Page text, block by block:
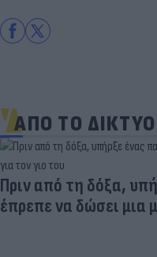
ΑΠΟ ΤΟ ΔΙΚΤΥΟ
Πριν από τη δόξα,
έπρεπε να δώσει μια